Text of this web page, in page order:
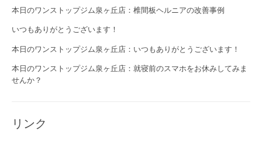
本日のワンストップジム泉ヶ丘店：椎間板ヘルニアの改善事例
いつもありがとうございます！
本日のワンストップジム泉ヶ丘店：いつもありがとうございます！
本日のワンストップジム泉ヶ丘店：就寝前のスマホをお休みしてみま
せんか？
リンク